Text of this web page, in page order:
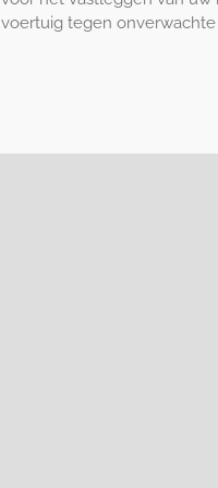
voertuig tegen